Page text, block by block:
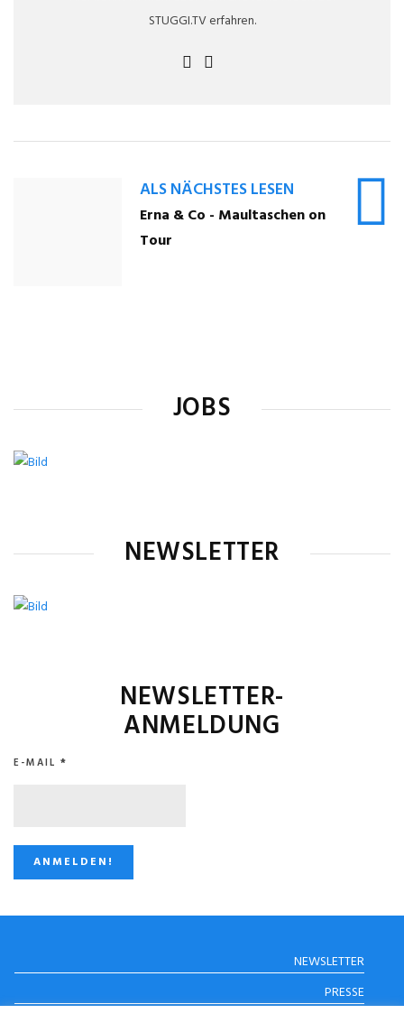
STUGGI.TV erfahren.
ALS NÄCHSTES LESEN
Erna & Co - Maultaschen on
Tour
JOBS
NEWSLETTER
NEWSLETTER-
ANMELDUNG
E-MAIL *
STUGGI.TV AUF
INSTAGRAM
NEWSLETTER
PRESSE